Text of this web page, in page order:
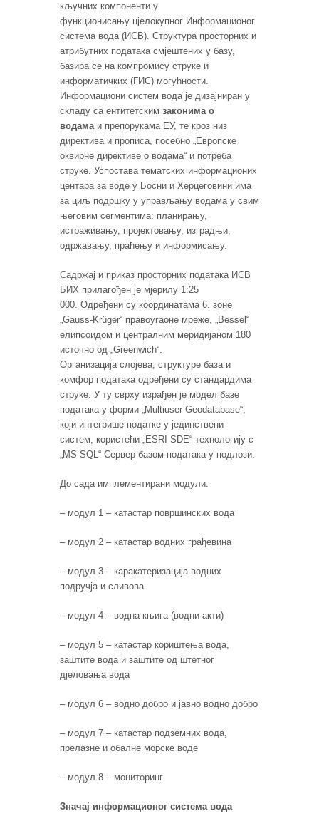
кључних компоненти у
функционисању цјелокупног Информационог
система вода (ИСВ). Структура просторних и
атрибутних података смјештених у базу,
базира се на компромису струке и
информатичких (ГИС) могућности.
Информациони систем вода је дизајниран у
складу са ентитетским законима о
водамаи препорукама ЕУ, те кроз низ
директива и прописа, посебно „Европске
оквирне директиве о водама“ и потреба
струке. Успостава тематских информационих
центара за воде у Босни и Херцеговини има
за циљ подршку у управљању водама у свим
његовим сегментима: планирању,
истраживању, пројектовању, изградњи,
одржавању, праћењу и информисању.
Садржај и приказ просторних података ИСВ
БИХ прилагођен је мјерилу 1:25
000. Одређени су координатама 6. зоне
„Gauss-Krüger“ правоугаоне мреже, „Bessel“
елипсоидом и централним меридијаном 180
источно од „Greenwich“.
Организација слојева, структуре база и
комфор података одређени су стандардима
струке. У ту сврху израђен је модел базе
података у форми „Multiuser Geodatabase“,
који интегрише податке у јединствени
систем, користећи „ESRI SDE“ технологију с
„MS SQL“ Сервер базом података у подлози.
До сада имплементирани модули:
– модул 1 – катастар површинских вода
– модул 2 – катастар водних грађевина
– модул 3 – каракатеризација водних
подручја и сливова
– модул 4 – водна књига (водни акти)
– модул 5 – катастар кориштења вода,
заштите вода и заштите од штетног
дјеловања вода
– модул 6 – водно добро и јавно водно добро
– модул 7 – катастар подземних вода,
прелазне и обалне морске воде
– модул 8 – мониторинг
Значај информационог система вода